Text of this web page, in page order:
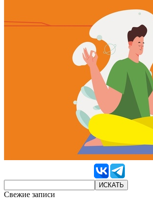
Свежие записи